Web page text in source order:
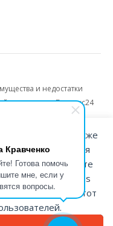
Кравченко
Готова помочь
мне, если у
вопросы.
и недостатки
аналитики в Битрикс24
№77-25-170811 по приказу
файлы cookie а также
Продолжая
вы подтверждаете
cookies
нам делать этот